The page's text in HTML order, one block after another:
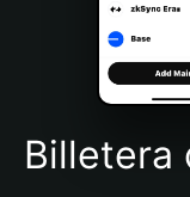
Português (Brasil)
Español (Argentina)
Billetera